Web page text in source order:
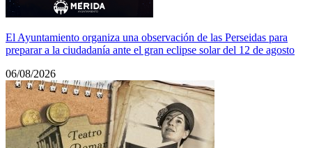
El Ayuntamiento organiza una observación de las Perseidas para
preparar a la ciudadanía ante el gran eclipse solar del 12 de agosto
06/08/2026